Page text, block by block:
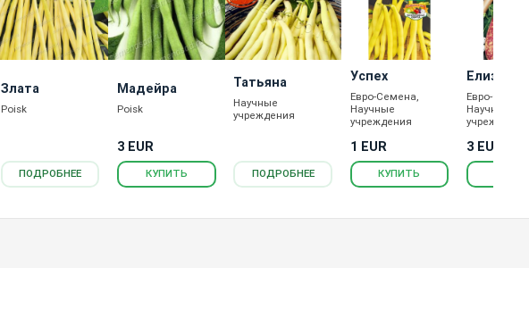
Злата
Poisk
ПОДРОБНЕЕ
Мадейра
Poisk
3 EUR
КУПИТЬ
Татьяна
Научные
учреждения
ПОДРОБНЕЕ
Успех
Евро-Семена,
Научные
учреждения
1 EUR
КУПИТЬ
Евро-
Научные
учреждения
3 EUR